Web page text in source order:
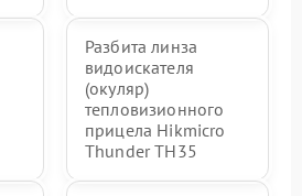
Разбита линза
видоискателя
(окуляр)
тепловизионного
прицела Hikmicro
Thunder TH35